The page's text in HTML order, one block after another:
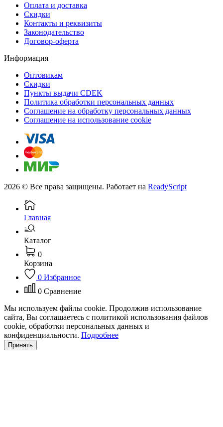
Оплата и доставка
Скидки
Контакты и реквизиты
Законодательство
Договор-оферта
Информация
Оптовикам
Скидки
Пункты выдачи CDEK
Политика обработки персональных данных
Соглашение на обработку персональных данных
Соглашение на использование cookie
2026 © Все права защищены. Работает на ReadyScript
Главная
Каталог
0
Корзина
0 Избранное
0 Сравнение
Мы используем файлы cookie. Продолжив использование
сайта, Вы соглашаетесь с политикой использования файлов
cookie, обработки персональных данных и
конфиденциальности. Подробнее
Принять